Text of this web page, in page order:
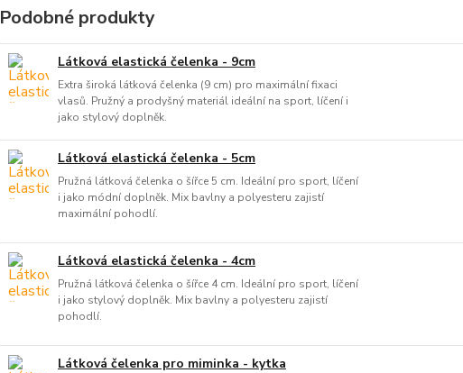
Podobné produkty
Látková elastická čelenka - 9cm
Extra široká látková čelenka (9 cm) pro maximální fixaci
vlasů. Pružný a prodyšný materiál ideální na sport, líčení i
jako stylový doplněk.
Látková elastická čelenka - 5cm
Pružná látková čelenka o šířce 5 cm. Ideální pro sport, líčení
i jako módní doplněk. Mix bavlny a polyesteru zajistí
maximální pohodlí.
Látková elastická čelenka - 4cm
Pružná látková čelenka o šířce 4 cm. Ideální pro sport, líčení
i jako stylový doplněk. Mix bavlny a polyesteru zajistí
pohodlí.
Látková čelenka pro miminka - kytka